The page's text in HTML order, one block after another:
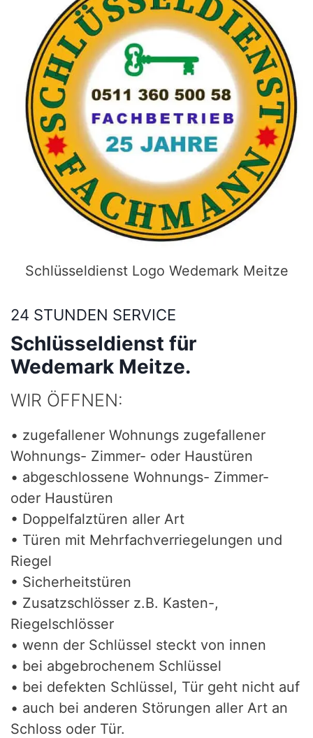
Schlüsseldienst Logo Wedemark Meitze
24 STUNDEN SERVICE
Schlüsseldienst für
Wedemark Meitze.
WIR ÖFFNEN:
• zugefallener Wohnungs zugefallener
Wohnungs- Zimmer- oder Haustüren
• abgeschlossene Wohnungs- Zimmer-
oder Haustüren
• Doppelfalztüren aller Art
• Türen mit Mehrfachverriegelungen und
Riegel
• Sicherheitstüren
• Zusatzschlösser z.B. Kasten-,
Riegelschlösser
• wenn der Schlüssel steckt von innen
• bei abgebrochenem Schlüssel
• bei defekten Schlüssel, Tür geht nicht auf
• auch bei anderen Störungen aller Art an
Schloss oder Tür.